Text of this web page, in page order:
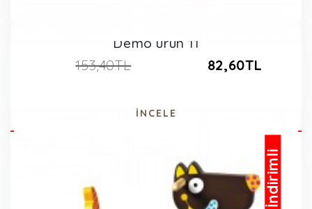
Demo ürün 11
153,40TL 82,60TL
İNCELE
İndirimli